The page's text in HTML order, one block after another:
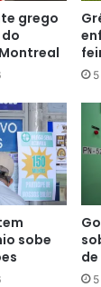
grego
sobe